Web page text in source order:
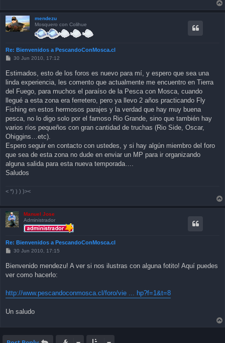
mendezu
Mosquero con Colihue
Re: Bienvenidos a PescandoConMosca.cl
P
t
30 Jun 2010, 17:12
Estimados, esto de los foros es nuevo para mí, y espero que sea una
linda experiencia, les comento que actualmente me encuentro en Tierra
del Fuego, para muchos el paraíso de la Pesca con Mosca, cuando
llegué a esta zona era ferretero, pero ya llevo 2 años practicando Fly
Fishing en estos hermosos parajes y la verdad que hay muy buena
pesca, no lo digo solo por el famoso Rio Grande, sino que también hay
varios ríos pequeños con gran cantidad de truchas (Rio Side, Oscar,
Ohiggins…etc).
Espero seguir en contacto con ustedes, y si hay algún miembro del foro
que sea de esta zona no dude en enviar un MP para ir organizando
alguna salida para esta nueva temporada….
Saludos
< *) ) ) )><
Manuel Jose
Administrador
Re: Bienvenidos a PescandoConMosca.cl
P
t
30 Jun 2010, 17:15
Bienvenido mendezu! A ver si nos ilustras con alguna fotito! Aquí puedes
ver como hacerlo:
http://www.pescandoconmosca.cl/foro/vie ... hp?f=1&t=8
Un saludo